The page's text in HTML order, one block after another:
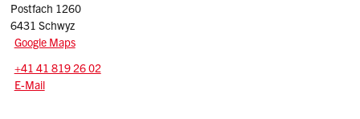
Postfach 1260
6431 Schwyz
Google Maps
Tel.:
+41 41 819 26 02
E-Mail: info
E-Mail